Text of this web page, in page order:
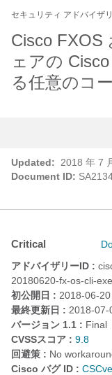
セキュリティ アドバイザリ
Cisco FXOS
ェアの
る任意のコ
Updated:
2018 年 7
Document ID:
Critical
アドバイザリーID :
20180620-fx-os-cli-
初公開日 : 2018-06-
最終更新日 : 2018-07-
バージョン 1.1 : Final
CVSSスコア : 9.8
回避策 : No
Cisco バグ ID :